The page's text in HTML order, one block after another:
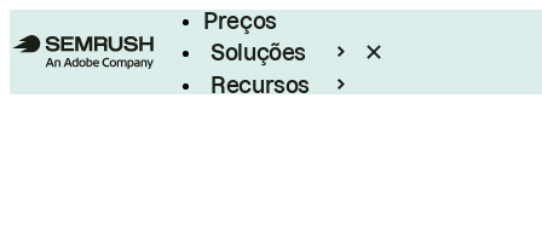
Preços
Soluções
Recursos